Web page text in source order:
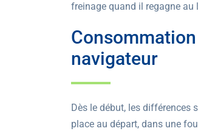
freinage quand il regagne au
navigateur
Dès le début, les différences
place au départ, dans une